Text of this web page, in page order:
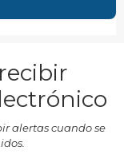
alertas cuando se